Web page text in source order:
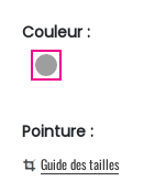
Couleur :
Pointure :
Guide des tailles